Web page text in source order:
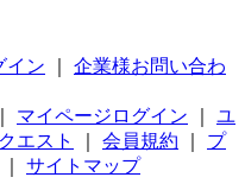
イン
企業様お問い合わ
マイページログイン
ユ
エスト 会員規約
プ
サイトマップ